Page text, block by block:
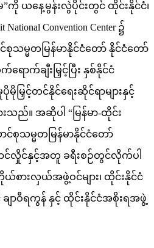
မ်”ကို ယနေ့မွန်းလွဲပိုင်းတွင် ထိုင်းနိုင်ငံ၊
Convention Center ၌
စုသမ္မတမြန်မာနိုင်ငံတော် နိုင်ငံတော်
ောက်ချီးမြှင့်ပြီး နှစ်နိုင်ငံ
မြှင့်တင်နိုင်ရေးဆိုင်ရာများနှင့်
သည်။ အဆိုပါ “မြန်မာ-ထိုင်း
င်စုသမ္မတမြန်မာနိုင်ငံတော်
ာင်လှိုင်နှင့်အတူ ခရီးစဉ်တွင်လိုက်ပါ
စားလှယ်အဖွဲ့ဝင်များ၊ ထိုင်းနိုင်ငံ
ချာဝီရကွန် နှင့် ထိုင်းနိုင်ငံအစိုးရအဖွဲ့